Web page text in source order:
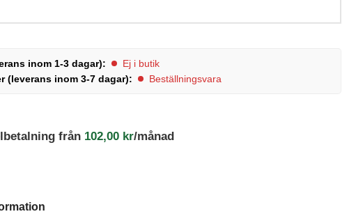
inom 1-3 dagar):
Ej i butik
(leverans inom 3-7 dagar):
Beställningsvara
från 102,00 kr/månad